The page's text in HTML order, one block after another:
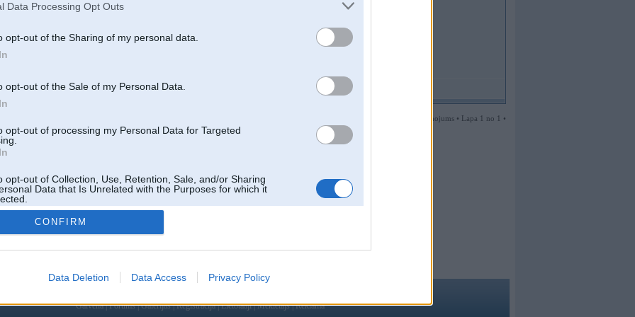
Data Processing Opt Outs
opt-out of the Sharing of my personal data.
opt-out of the Sale of my Personal Data.
opt-out of processing my Personal Data for Targeted
opt-out of Collection, Use, Retention, Sale, and/or Sharing
Data that Is Unrelated with the Purposes for which it
CONFIRM
Data Deletion Data Access Privacy Policy
PATEICOS!
1 ziņojums • Lapa 1 no 1 •
,AV,
un nav saistīts ar
Galvena|Forums|Galerijas|Reģistrācija|Lietotaāji|Meklētājs|Reklāma